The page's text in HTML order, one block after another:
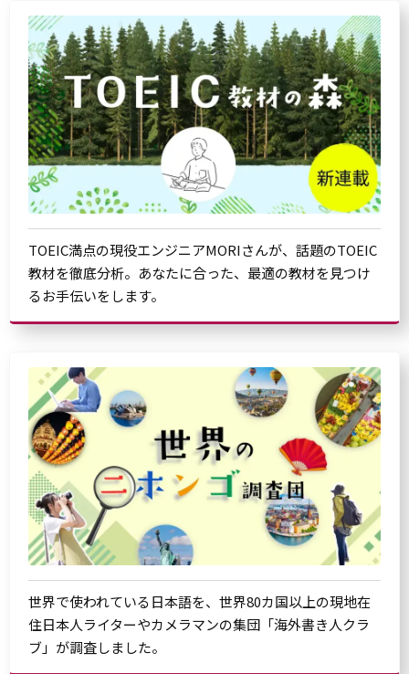
TOEIC満点の現役エンジニアMORIさんが、話題のTOEIC
教材を徹底分析。あなたに合った、最適の教材を見つけ
るお手伝いをします。
世界で使われている日本語を、世界80カ国以上の現地在
住日本人ライターやカメラマンの集団「海外書き人クラ
ブ」が調査しました。